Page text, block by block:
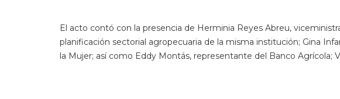
El acto contó con la presencia de Herminia Reyes Abreu,
planificación sectorial agropecuaria de la misma institución; Gina
la Mujer; así como Eddy Montás, representante del Banco Agrícola;